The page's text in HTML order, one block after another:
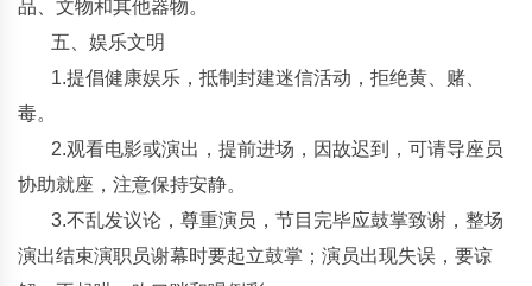
品、文物和其他器物。
五、娱乐文明
1.提倡健康娱乐，抵制封建迷信活动，拒绝黄、赌、
毒。
2.观看电影或演出，提前进场，因故迟到，可请导座员
协助就座，注意保持安静。
3.不乱发议论，尊重演员，节目完毕应鼓掌致谢，整场
演出结束演职员谢幕时要起立鼓掌；演员出现失误，要谅